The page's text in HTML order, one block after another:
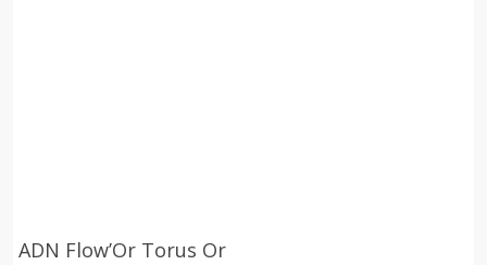
ADN Flow’Or Torus Or